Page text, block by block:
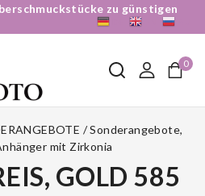
zu günstigen
0
/ Sonderangebote,
mit Zirkonia
GOLD 585